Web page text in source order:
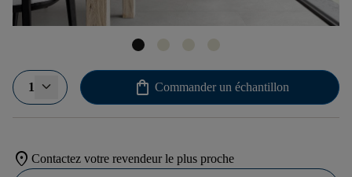
1 shopping_bag Commander un échantillon
location_on Contactez votre revendeur le plus proche